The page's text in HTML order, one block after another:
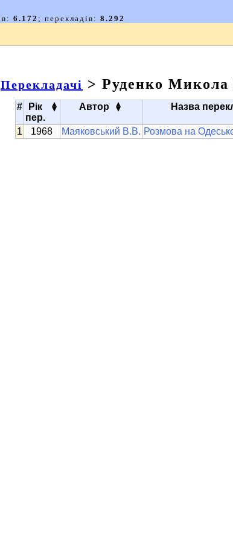
Перекладачі > Руденко Микола
#
Рік
пер.
▴
▾ Автор ▴
▾ Назва
1968 Маяковський В.В. Розмова на